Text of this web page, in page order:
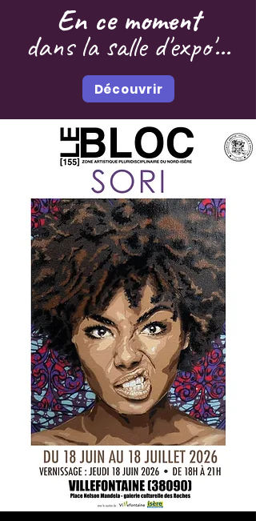
En ce moment
dans la salle d'expo'...
Découvrir